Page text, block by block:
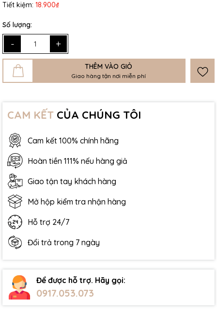
Tiết kiệm: 18.900₫
Số lượng:
- +
THÊM VÀO GIỎ
Giao hàng tận nơi miễn phí
CAM KẾT CỦA CHÚNG TÔI
Cam kết 100% chính hãng
Hoàn tiền 111% nếu hàng giả
Giao tận tay khách hàng
Mở hộp kiểm tra nhận hàng
Hỗ trợ 24/7
Đổi trả trong 7 ngày
Để được hỗ trợ. Hãy gọi:
0917.053.073